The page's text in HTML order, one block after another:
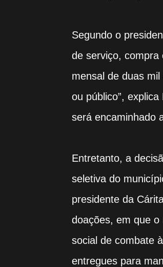
Segundo o
de serviço, compra
mensal de duas
ou público”,
será encaminhado
Entretanto, a
seletiva do
presidente da
doações, em que
social de combate
entregues para